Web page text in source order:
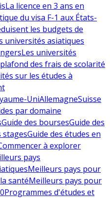
La licence en 3 ans en
du visa F-1 aux États-
les budgets de
universités asiatiques
Les universités
des frais de scolarité
sur les études à
UniAllemagneSuisse
par domaine
Guide des boursesGuide des
stagesGuide des études en
à explorer
pays
Meilleurs pays pour
santéMeilleurs pays pour
Programmes d'études et